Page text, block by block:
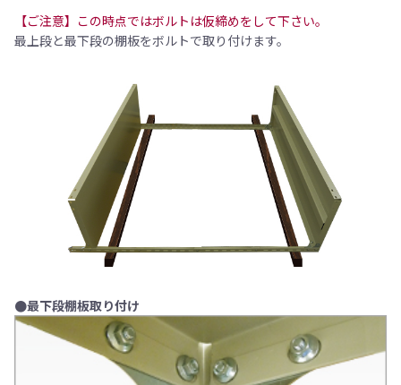
【ご注意】この時点ではボルトは仮締めをして下さい。
最上段と最下段の棚板をボルトで取り付けます。
●最下段棚板取り付け